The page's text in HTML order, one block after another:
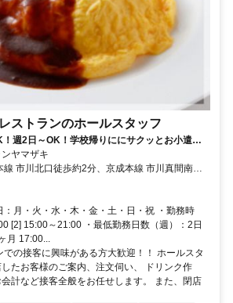
ストランのホールスタッフ
週2日～OK！学校帰りににサクッとお小遣い
ホールのお仕事です！ 初めてのアルバイトで
と一緒に応募もOKです。
ヤマザキ
市川北口徒歩約2分、京成本線 市川真間南口
国府台徒歩約13分 市川駅北口スグ、「ＹＡMＡ
陽マークが目印のビルの２階です。
：月・火・水・木・金・土・日・祝 ・勤務時
[2] 15:00～21:00 ・最低勤務日数（週）：2日
月 17:00...
の接客に興味がある方大歓迎！！ ホールスタ
たお客様のご案内、注文伺い、 ドリンク作
計など接客全般をお任せします。 また、閉店